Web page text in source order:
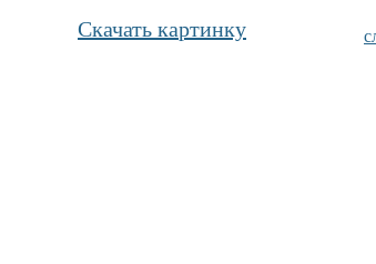
Скачать картинку